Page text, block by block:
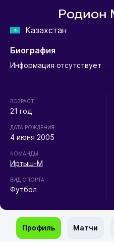
Родион
Казахстан
Биография
Информация отсутствует
ВОЗРАСТ
21 год
ДАТА РОЖДЕНИЯ
4 июня 2005
КОМАНДЫ
Иртыш-М
ВИД СПОРТА
Футбол
Профиль Матчи